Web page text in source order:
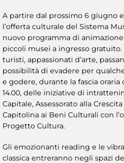
A partire dal prossimo 6 giugno
l’offerta culturale del Sistema
nuovo programma di
piccoli musei a ingresso
turisti, appassionati d’arte,
possibilità di evadere per
e godere, durante la fascia oraria
14.00, delle iniziative di
Capitale, Assessorato alla
Capitolina ai Beni Culturali con
Progetto Cultura.
Gli emozionanti reading e le
classica entreranno negli spazi